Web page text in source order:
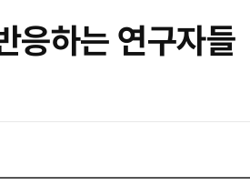
응하는 연구자들